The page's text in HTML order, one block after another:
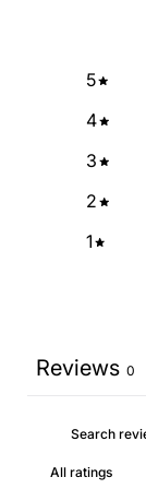
5
4
3
2
1
Reviews 0